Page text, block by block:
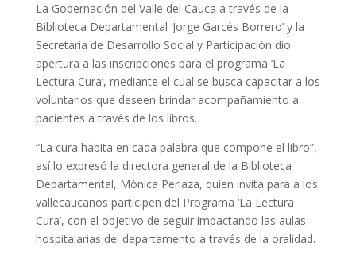
La Gobernación del Valle del Cauca a través de la
Biblioteca Departamental ‘Jorge Garcés Borrero’ y la
Secretaría de Desarrollo Social y Participación dio
apertura a las inscripciones para el programa ‘La
Lectura Cura’, mediante el cual se busca capacitar a los
voluntarios que deseen brindar acompañamiento a
pacientes a través de los libros.
“La cura habita en cada palabra que compone el libro”,
así lo expresó la directora general de la Biblioteca
Departamental, Mónica Perlaza, quien invita para a los
vallecaucanos participen del Programa ‘La Lectura
Cura’, con el objetivo de seguir impactando las aulas
hospitalarias del departamento a través de la oralidad.